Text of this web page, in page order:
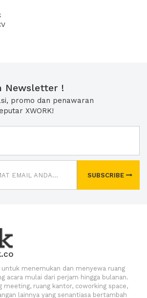
Newsletter !
promo dan penawaran
XWORK!
SUBSCRIBE
menemukan dan menyewa ruang
acara mulai dari perjam hingga bulanan.
meeting, ruang kantor, coworking space,
lainnya yang senantiasa bertambah